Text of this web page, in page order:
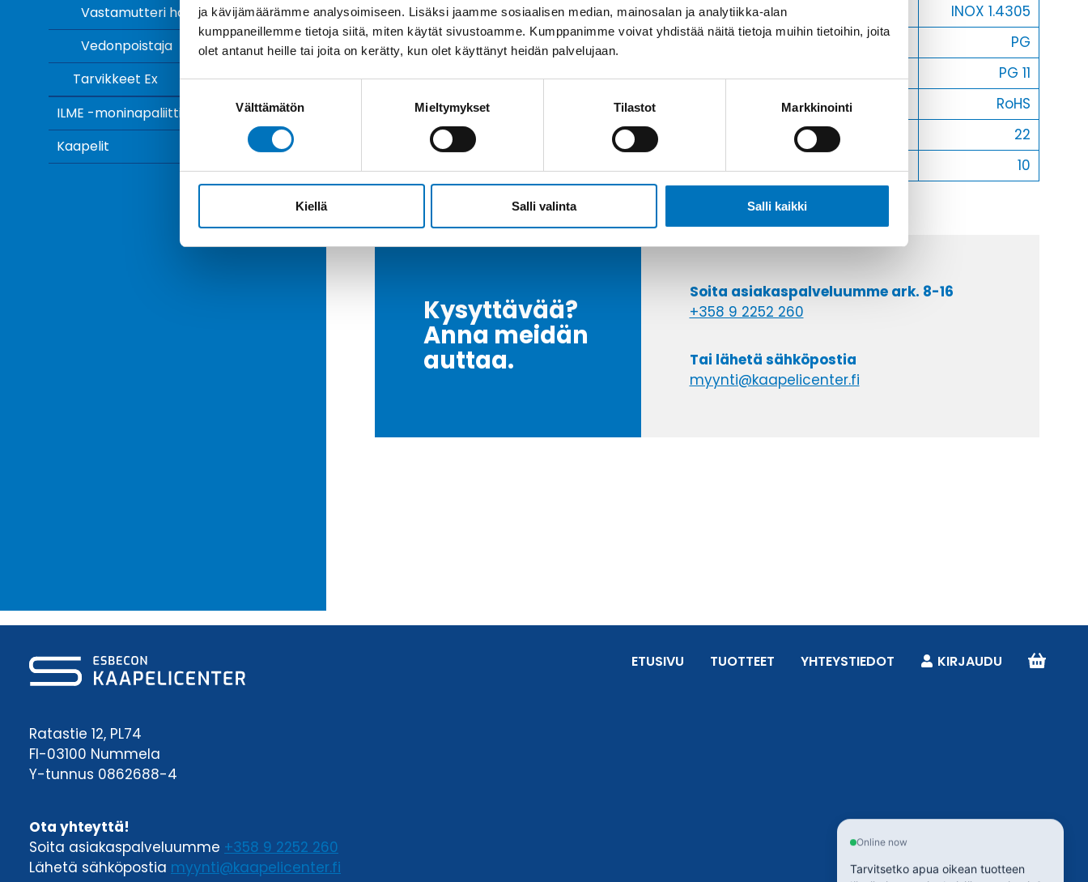
ja kävijämäärämme analysoimiseen. Lisäksi jaamme sosiaalisen median, mainosalan ja analytiikka-alan
kumppaneillemme tietoja siitä, miten käytät sivustoamme. Kumppanimme voivat yhdistää näitä tietoja muihin tietoihin, joita
olet antanut heille tai joita on kerätty, kun olet käyttänyt heidän palvelujaan.
valinta
Välttämätön Mieltymykset Tilastot Markkinointi
Kiellä Salli valinta Salli kaikki
Vastamutteri häiriösuojattu
Vedonpoistaja
Tarvikkeet Ex
ILME -moninapaliittimet
Kaapelit
Materiaali
INOX 1.4305
Kierre
PG
PG 11
Normen
RoHS
Avaimenkuva 1 [Mm]
22
10
Kysyttävää?
Anna meidän
auttaa.
Soita asiakaspalveluumme ark. 8-16
+358 9 2252 260
Tai lähetä sähköpostia
myynti@kaapelicenter.fi
Ratastie 12, PL74
FI-03100 Nummela
Y-tunnus 0862688-4
Ota yhteyttä!
Soita asiakaspalveluumme +358 9 2252 260
Lähetä sähköpostia myynti@kaapelicenter.fi
ETUSIVU TUOTTEET YHTEYSTIEDOT KIRJAUDU
Online now
Tarvitsetko apua oikean tuotteen